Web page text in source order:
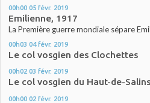
00h00 05 févr. 2019
Emilienne, 1917
La Première guerre mondiale sépare
00h03 04 févr. 2019
Le col vosgien des Clochettes
00h02 03 févr. 2019
Le col vosgien du Haut-de-Salins
00h00 02 févr. 2019